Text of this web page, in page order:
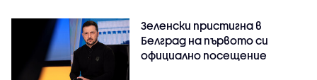
Зеленски пристигна в
Белград на първото си
официално посещение